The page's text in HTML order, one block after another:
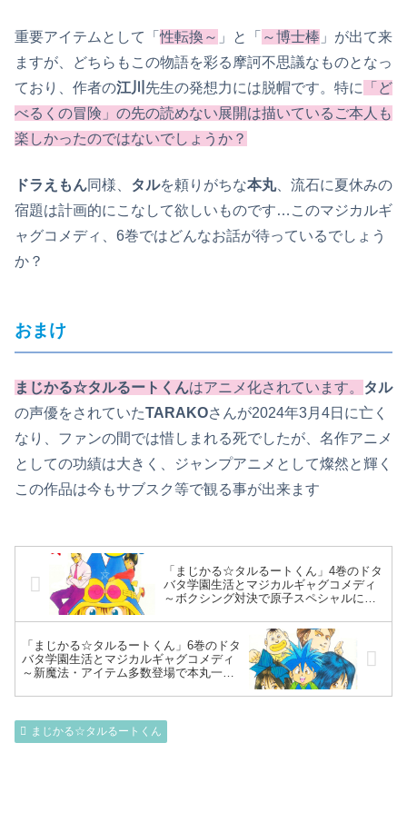
重要アイテムとして「性転換～ 」と「 ～博士棒 」が出て来
ますが、どちらもこの物語を彩る摩訶不思議なものとなっ
ており、作者の江川 先生の発想力には脱帽です。特に 「 ど
べるくの冒険」の先の読めない展開は描いているご本人も
楽しかったのではないでしょうか？
ドラえもん同様、 タルを頼りがちな本丸、流石に夏休みの
宿題は計画的にこなして欲しいものです…このマジカルギ
ャグコメディ、6巻ではどんなお話が待っているでしょう
か？
おまけ
まじかる☆タルるートくんはアニメ化されています。 タル
の声優をされていたTARAKOさんが2024年3月4日に亡く
なり、ファンの間では惜しまれる死でしたが、名作アニメ
としての功績は大きく、ジャンプアニメとして燦然と輝く
この作品は今もサブスク等で観る事が出来ます
「まじかる☆タルるートくん」4巻のドタ
バタ学園生活とマジカルギャグコメディ
～ボクシング対決で原子スペシャルにな
ル開きに向けて特訓した本丸、水を克服
～
「まじかる☆タルるートくん」6巻のドタ
バタ学園生活とマジカルギャグコメディ
～新魔法・アイテム多数登場で本丸一喜
り話アリ！「五芒星シール」の効果は如
まじかる☆タルるートくん